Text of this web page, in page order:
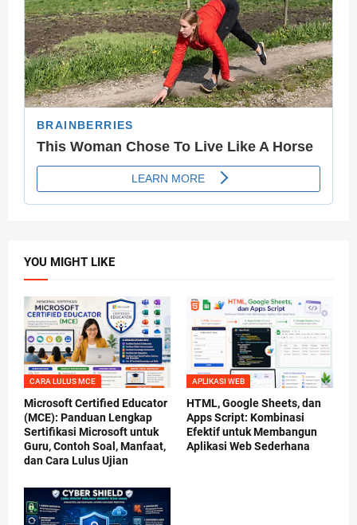
YOU MIGHT LIKE
CARA LULUS MCE
Microsoft Certified Educator
(MCE): Panduan Lengkap
Sertifikasi Microsoft untuk
Guru, Contoh Soal, Manfaat,
dan Cara Lulus Ujian
APLIKASI WEB
HTML, Google Sheets, dan
Apps Script: Kombinasi
Efektif untuk Membangun
Aplikasi Web Sederhana